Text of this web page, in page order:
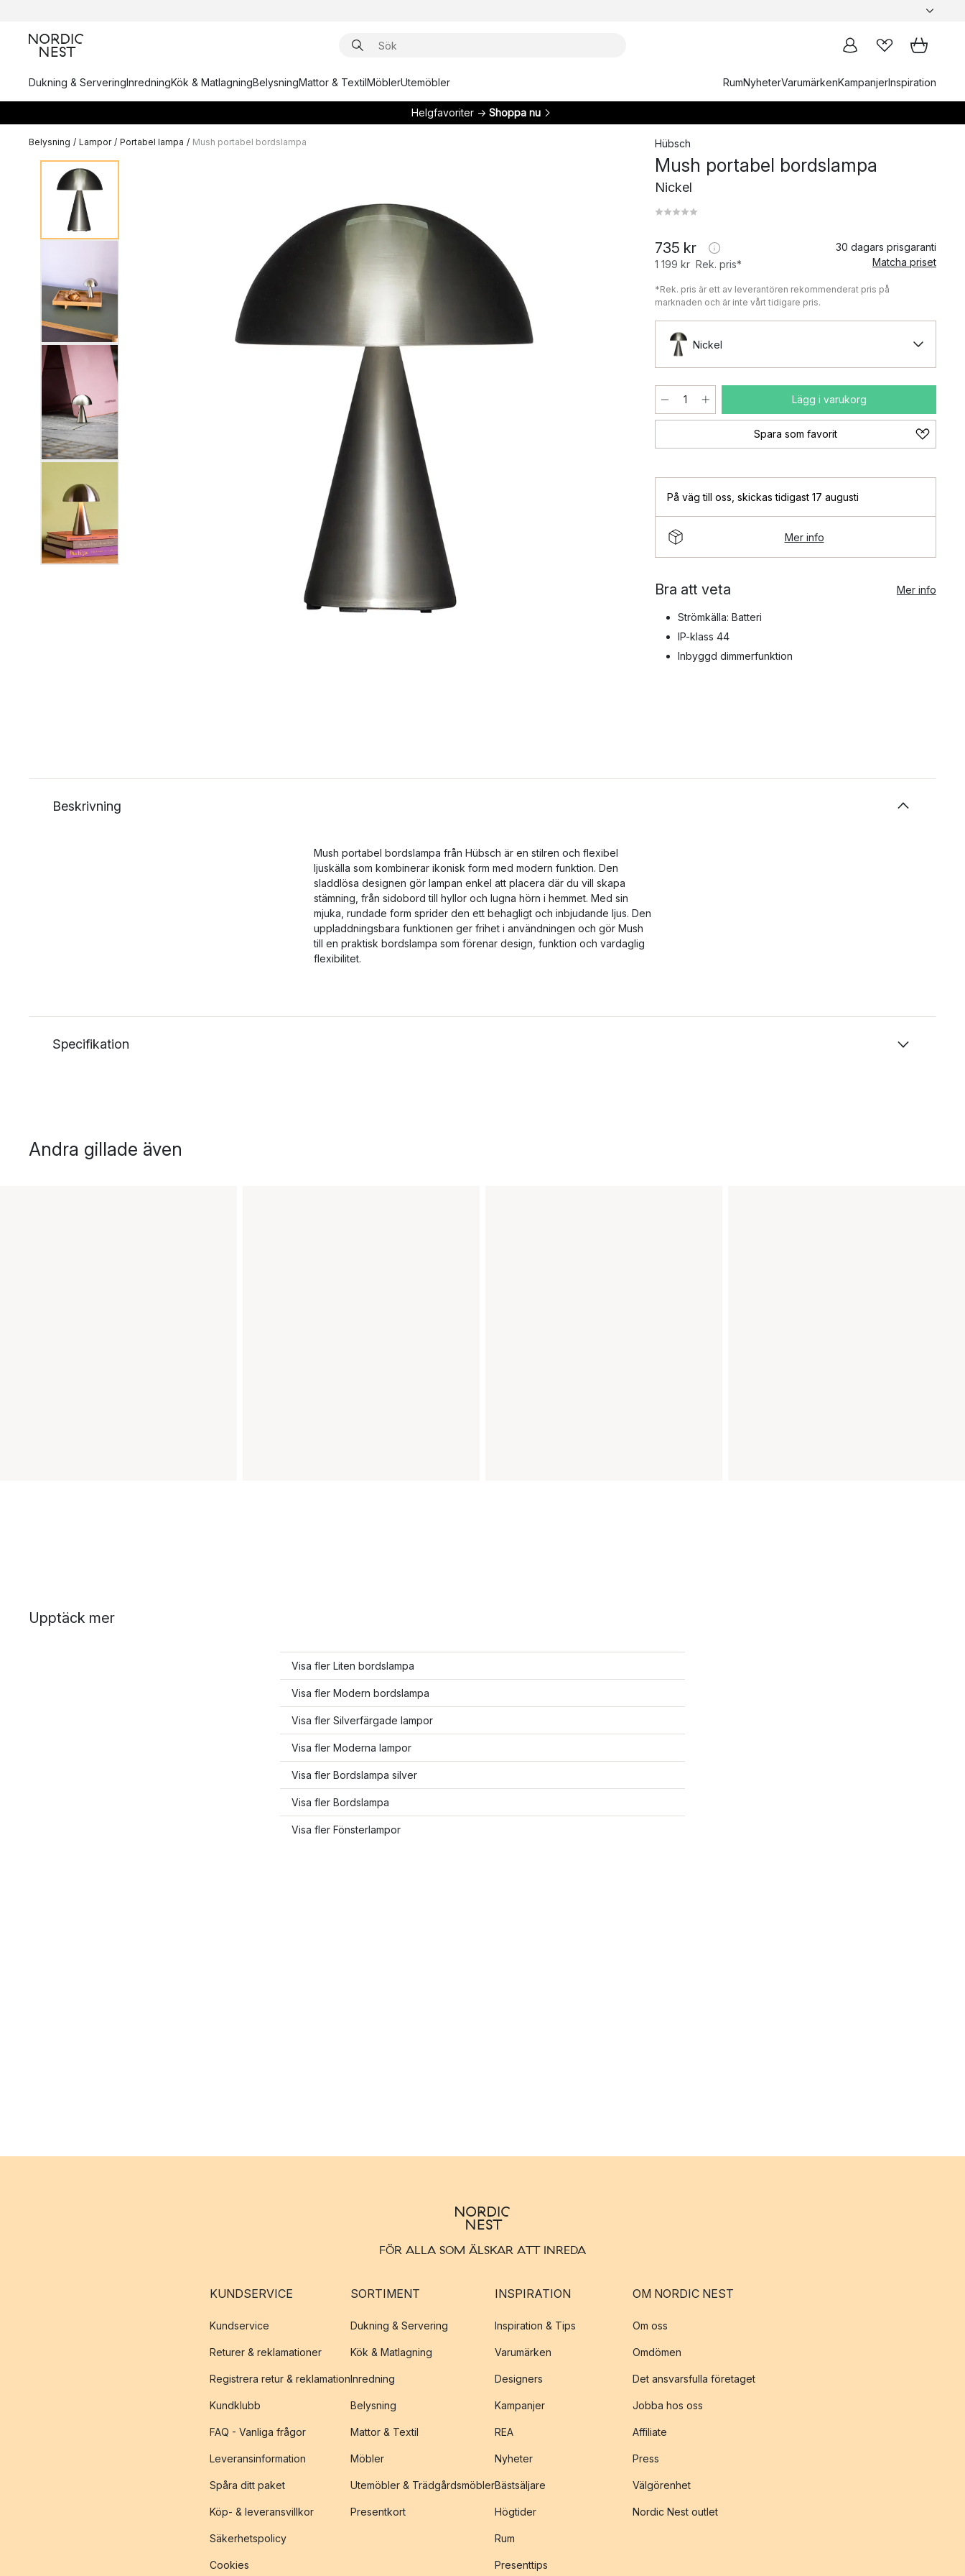
Dukning & ServeringInredningKök & MatlagningBelysningMattor & TextilMöblerUtemöbler RumNyheterVarumärkenKampanjerInspiration
Helgfavoriter → Shoppa nu
Belysning / Lampor / Portabel lampa / Mush portabel bordslampa Hübsch
Mush portabel bordslampa
Nickel
735 kr
1 199 kr Rek. pris*
30 dagars prisgaranti
Matcha priset
*Rek. pris är ett av leverantören rekommenderat pris på
marknaden och är inte vårt tidigare pris.
Nickel
Lägg i varukorg
Spara som favorit
På väg till oss skickas tidigast 17 augusti
Mer info
Bra att veta Mer info
Strömkälla: Batteri
IP-klass 44
Inbyggd dimmerfunktion
Beskrivning
Mush portabel bordslampa från Hübsch är en stilren och flexibel
ljuskälla som kombinerar ikonisk form med modern funktion. Den
sladdlösa designen gör lampan enkel att placera där du vill skapa
stämning, från sidobord till hyllor och lugna hörn i hemmet. Med sin
mjuka, rundade form sprider den ett behagligt och inbjudande ljus. Den
uppladdningsbara funktionen ger frihet i användningen och gör Mush
till en praktisk bordslampa som förenar design, funktion och vardaglig
flexibilitet.
Specifikation
Andra gillade även
Upptäck mer
Visa fler Liten bordslampa
Visa fler Modern bordslampa
Visa fler Silverfärgade lampor
Visa fler Moderna lampor
Visa fler Bordslampa silver
Visa fler Bordslampa
Visa fler Fönsterlampor
FÖR ALLA SOM ÄLSKAR ATT INREDA
KUNDSERVICE
Kundservice
Returer & reklamationer
Registrera retur & reklamation
Kundklubb
FAQ - Vanliga frågor
Leveransinformation
Spåra ditt paket
Köp- & leveransvillkor
Säkerhetspolicy
Cookies
SORTIMENT
Dukning & Servering
Kök & Matlagning
Inredning
Belysning
Mattor & Textil
Möbler
Utemöbler & Trädgårdsmöbler
Presentkort
INSPIRATION
Inspiration & Tips
Varumärken
Designers
Kampanjer
REA
Nyheter
Bästsäljare
Högtider
Rum
Presenttips
OM NORDIC NEST
Om oss
Omdömen
Det ansvarsfulla företaget
Jobba hos oss
Affiliate
Press
Välgörenhet
Nordic Nest outlet